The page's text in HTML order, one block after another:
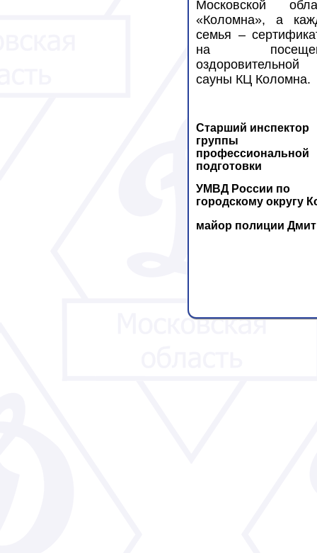
Московской
«Коломна», а
семья –
на
оздоровительной
сауны КЦ Коломна.
Старший инспектор
группы
профессиональной
подготовки
УМВД России по
городскому округу
майор полиции